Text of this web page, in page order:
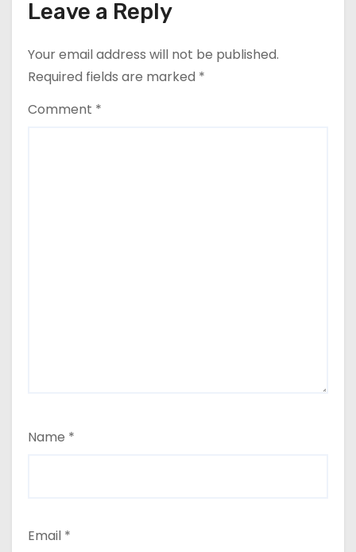
Leave a Reply
Your email address will not be published.
Required fields are marked *
Comment *
Name *
Email *